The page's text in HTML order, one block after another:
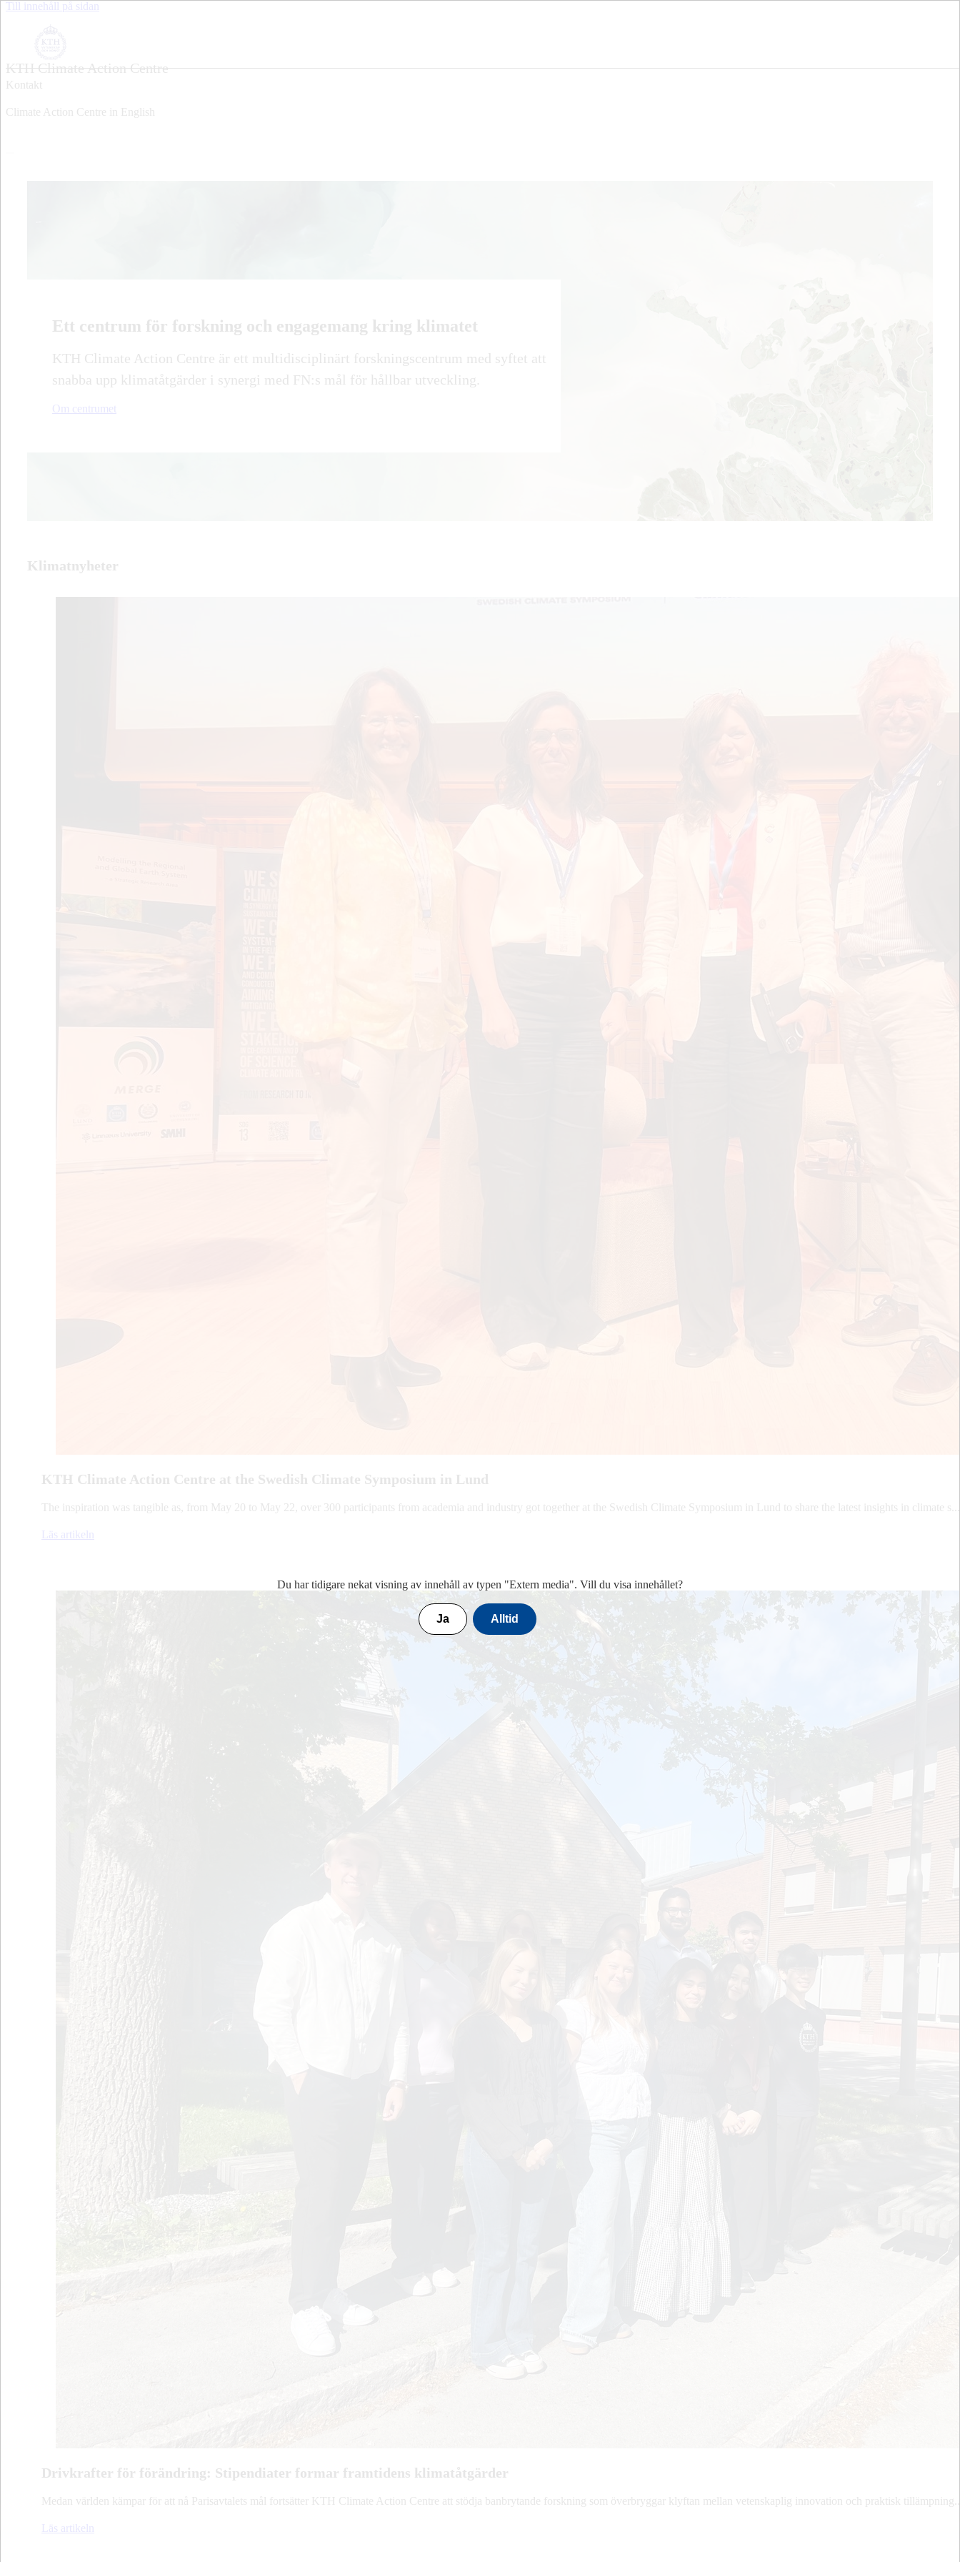
Till innehåll på sidan
KTH Climate Action Centre
Kontakt
Climate Action Centre in English
Ett centrum för forskning och engagemang kring klimatet
KTH Climate Action Centre är ett multidisciplinärt forskningscentrum med syftet att
snabba upp klimatåtgärder i synergi med FN:s mål för hållbar utveckling.
Om centrumet
Klimatnyheter
KTH Climate Action Centre at the Swedish Climate Symposium in Lund
The inspiration was tangible as, from May 20 to May 22, over 300 participants from academia and industry got together at the Swedish Climate Symposium in Lund to share the latest insights in climate s...
Läs artikeln
Drivkrafter för förändring: Stipendiater formar framtidens klimatåtgärder
Medan världen kämpar för att nå Parisavtalets mål fortsätter KTH Climate Action Centre att stödja banbrytande forskning som överbryggar klyftan mellan vetenskaplig innovation och praktisk
Läs artikeln
Du har tidigare nekat visning av innehåll av typen "Extern media". Vill du visa innehållet?
Ja Alltid